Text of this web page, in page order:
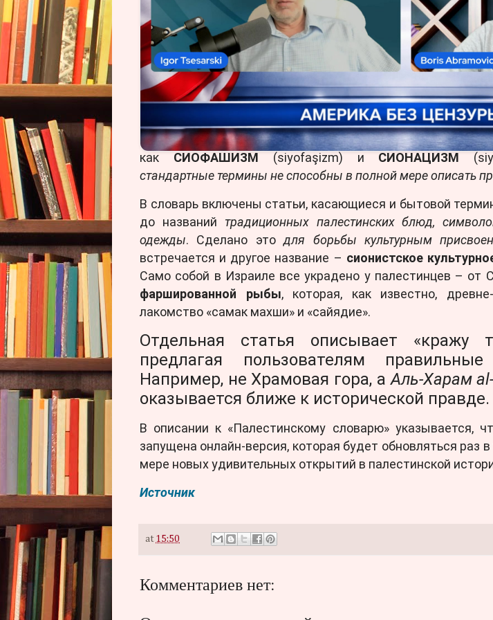
применяемый в западной науке и медиа термин «
колониальное поселенчество
» (sömürgeci
слишком мягким и не отражающим сути
. Поэтому в
понятие «поселенчество захватчиков / узурпаторов»
чтобы всем все стало понятно.
Для передачи «нынешнего витка конфликта» в
предлагают использовать в академическом поле новые
как СИОФАШИЗМ (siyofaşizm) и СИОНАЦИЗМ
стандартные термины не способны в полной мере описать
В словарь включены статьи, касающиеся и бытовой
до названий традиционных палестинских блюд,
одежды. Сделано этодля борьбы культурным
встречается и другое название – сионистское
Само собой в Израиле все украдено у палестинцев – от
фаршированной рыбы, которая, как известно, древне-
лакомство «самак махши» и «сайядие».
Отдельная статья описывает «кражу
предлагая пользователям правильные
Например, не Храмовая гора, аАль-Харам
оказывается ближе к исторической правде.
В описании к «Палестинскому словарю» указывается,
запущена онлайн-версия, которая будет обновляться раз
мере новых удивительных открытий в палестинской
Источник
at 15:50
Комментариев нет: